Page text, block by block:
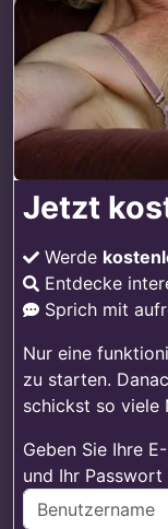
Jetzt
Werde
Entdecke
Sprich mit
Nur eine
zu starten.
schickst so viele
Geben Sie Ihre
und Ihr